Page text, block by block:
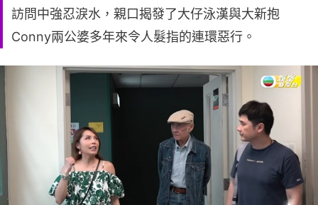
訪問中強忍淚水，親口揭發了大仔泳漢與大新抱
Conny兩公婆多年來令人髮指的連環惡行。